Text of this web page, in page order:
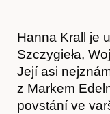
Hanna Krall je
Szczygieła,
Její asi
z Markem
povstání ve